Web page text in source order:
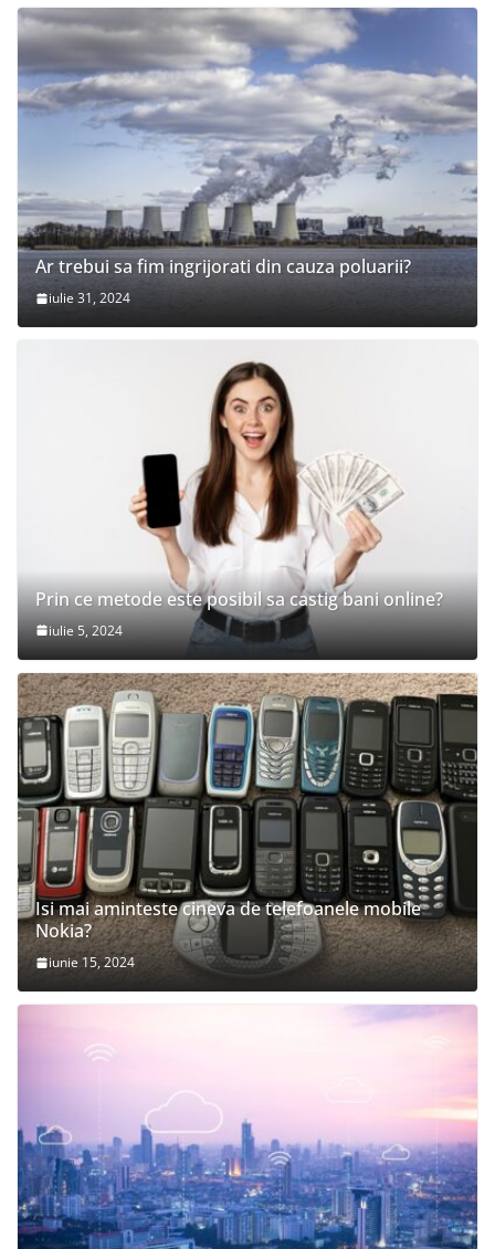
Ar trebui sa fim ingrijorati din cauza poluarii?
iulie 31, 2024
Prin ce metode este posibil sa castig bani online?
iulie 5, 2024
Isi mai aminteste cineva de telefoanele mobile
Nokia?
iunie 15, 2024